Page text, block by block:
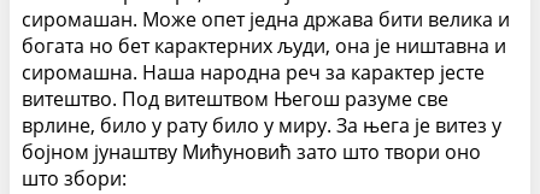
сиромашан. Може опет једна држава бити велика и
богата но бет карактерних људи, она је ништавна и
сиромашна. Наша народна реч за карактер јесте
витештво. Под витештвом Његош разуме све
врлине, било у рату било у миру. За њега је витез у
бојном јунаштву Мићуновић зато што твори оно
што збори: